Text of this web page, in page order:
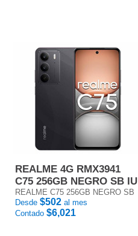
REALME 4G RMX3941
C75 256GB NEGRO SB IU
REALME C75 256GB NEGRO SB
Desde $502 al mes
Contado $6,021